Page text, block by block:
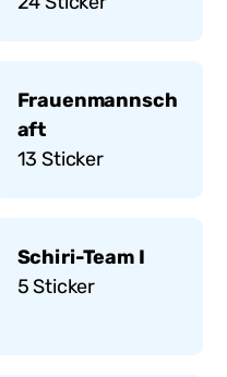
Frauenmannsch
aft
13 Sticker
Schiri-Team I
5Sticker